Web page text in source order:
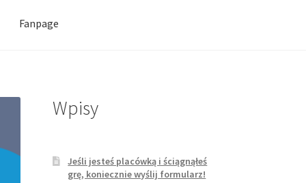
Fanpage
Teoria Umysłu
Wpisy
Jeśli jesteś placówką i ściągnąłeś
grę, koniecznie wyślij formularz!